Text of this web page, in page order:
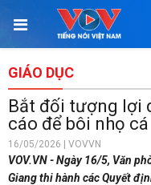
GIÁO DỤC
Bắt đối tượng lợi
cáo để bôi nhọ cá
16/05/2026 | VOVVN
VOV.VN - Ngày 16/5, Văn
Giang thi hành các Quyết